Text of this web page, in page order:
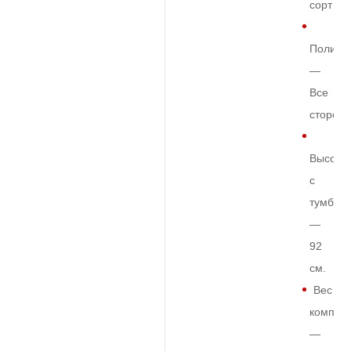
сорт
—
Все
Высота
с
тумбой
—
92
см.
Вес
—